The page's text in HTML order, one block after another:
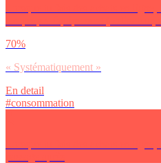
70%
« Systématiquement »
En detail
#consommation